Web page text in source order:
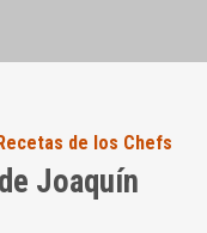
de los Chefs
Joaquín